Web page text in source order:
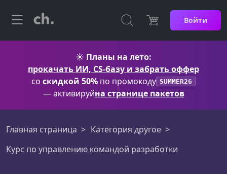
Войти
☀️ Планы на лето:
прокачать ИИ, CS-базу и забрать оффер
со скидкой 50% по промокоду SUMMER26
— активируйна странице пакетов
Главная страница
Категория другое
Курс по управлению командой разработки